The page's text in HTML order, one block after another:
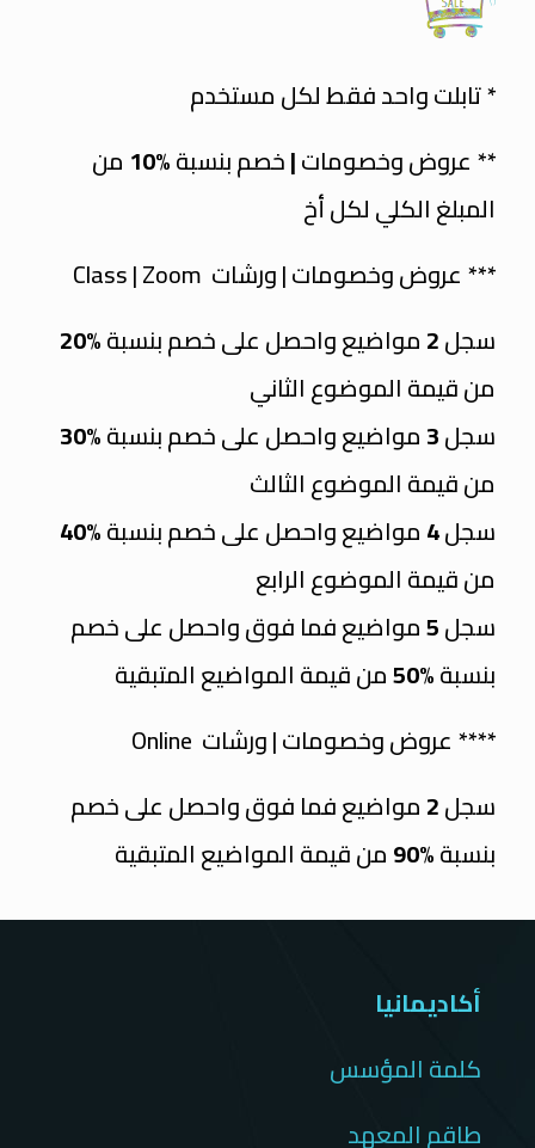
* تابلت واحد فقط لكل مستخدم
** عروض وخصومات|خصم بنسبة%10
من
المبلغ الكلي لكل أخ
*** عروض وخصومات | ورشات Class | Zoom
سجل2مواضيع واحصل على خصم بنسبة%20
من قيمة الموضوع الثاني
سجل3مواضيع واحصل على خصم بنسبة%30
من قيمة الموضوع الثالث
سجل مواضيع واحصل على خصم بنسبة%40
من قيمة الموضوع الرابع
سجل5مواضيع فما فوق واحصل على خصم
بنسبة%50
من قيمة المواضيع المتبقية
**** عروض وخصومات | ورشات Online
سجل2مواضيع فما فوق واحصل على خصم
بنسبة%90 من قيمة المواضيع المتبقية
أكاديمانيا
كلمة المؤسس
طاقم المعهد